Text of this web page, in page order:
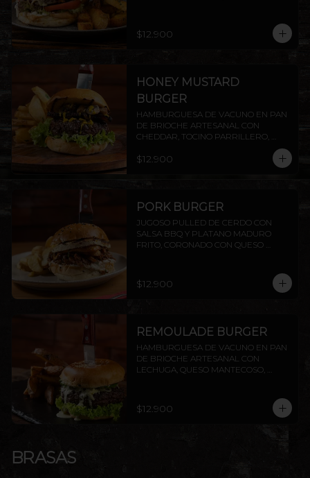
RÚSTICAS.
$12.900
HONEY MUSTARD
BURGER
HAMBURGUESA DE VACUNO EN PAN
DE BRIOCHE ARTESANAL CON
CHEDDAR, TOCINO PARRILLERO,
HONEY MUSTARD.INCLUYE PAPAS
$12.900
PORK BURGER
JUGOSO PULLED DE CERDO CON
SALSA BBQ Y PLATANO MADURO
FRITO, CORONADO CON QUESO
$12.900
REMOULADE BURGER
HAMBURGUESA DE VACUNO EN PAN
DE BRIOCHE ARTESANAL CON
LECHUGA, QUESO MANTECOSO,
$12.900
BRASAS